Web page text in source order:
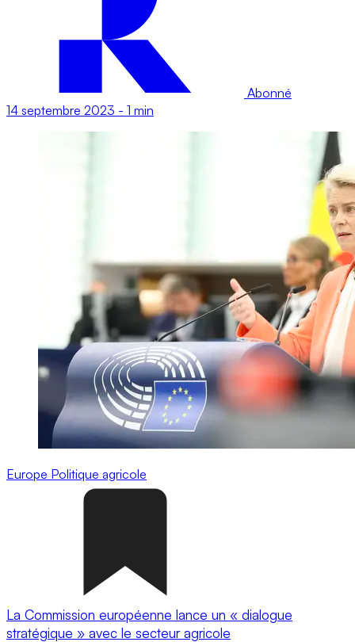
Abonné
14 septembre 2023 - 1 min
Europe Politique agricole
La Commission européenne lance un « dialogue
stratégique » avec le secteur agricole